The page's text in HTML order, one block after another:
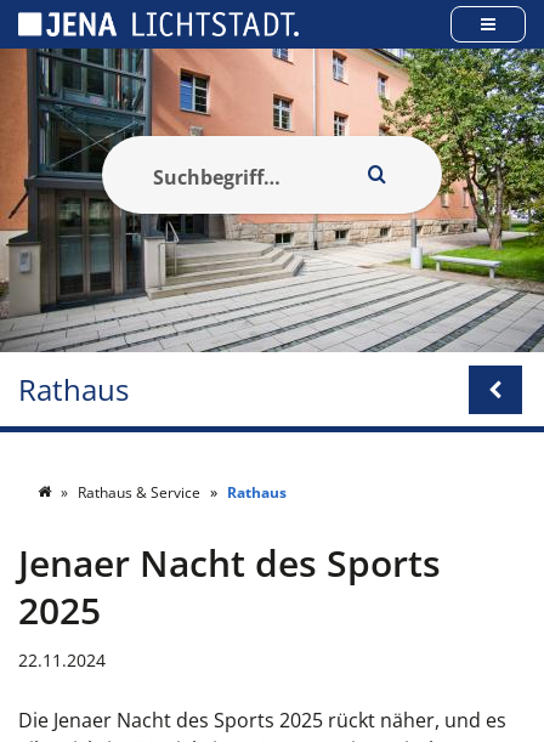
Rathaus
Rathaus & Service Rathaus
Jenaer Nacht des Sports
2025
22.11.2024
Die Jenaer Nacht des Sports 2025 rückt näher, und es
Cookie-Einstellungen